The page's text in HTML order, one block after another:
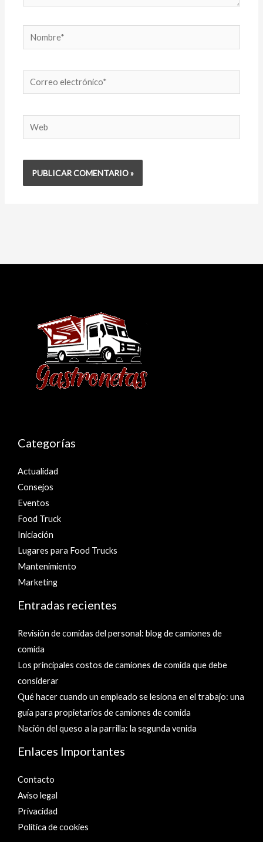
Nombre*
Correo
electrónico*
Web
Categorías
Actualidad
Consejos
Eventos
Food Truck
Iniciación
Lugares para Food Trucks
Mantenimiento
Marketing
Entradas recientes
Revisión de comidas del personal: blog de camiones de
comida
Los principales costos de camiones de comida que debe
considerar
Qué hacer cuando un empleado se lesiona en el trabajo: una
guía para propietarios de camiones de comida
Nación del queso a la parrilla: la segunda venida
Enlaces Importantes
Contacto
Aviso legal
Privacidad
Política de cookies